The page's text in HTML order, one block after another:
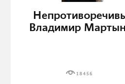
Владимир
18456